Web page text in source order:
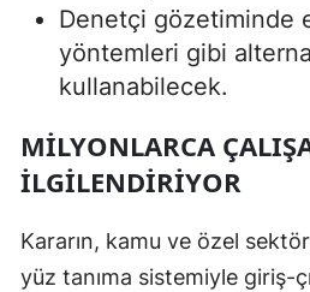
Denetçi gözetiminde
yöntemleri gibi
kullanabilecek.
MİLYONLARCA
İLGİLENDİRİYOR
Kararın, kamu ve özel
yüz tanıma sistemiyle giriş-